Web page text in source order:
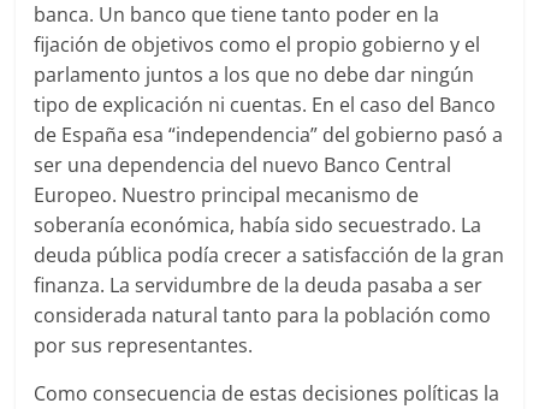
banca. Un banco que tiene tanto poder en la
fijación de objetivos como el propio gobierno y el
parlamento juntos a los que no debe dar ningún
tipo de explicación ni cuentas. En el caso del Banco
de España esa “independencia” del gobierno pasó a
ser una dependencia del nuevo Banco Central
Europeo. Nuestro principal mecanismo de
soberanía económica, había sido secuestrado. La
deuda pública podía crecer a satisfacción de la gran
finanza. La servidumbre de la deuda pasaba a ser
considerada natural tanto para la población como
por sus representantes.
Como consecuencia de estas decisiones políticas la